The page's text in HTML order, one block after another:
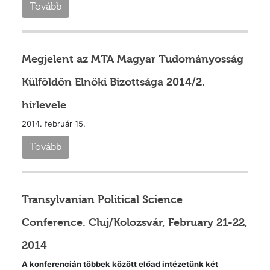
Tovább
Megjelent az MTA Magyar Tudományosság
Külföldön Elnöki Bizottsága 2014/2.
hírlevele
2014. február 15.
Tovább
Transylvanian Political Science
Conference. Cluj/Kolozsvár, February 21-22,
2014
A konferencián többek között előad intézetünk két